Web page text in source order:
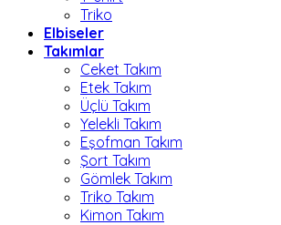
Triko
Elbiseler
Takımlar
Ceket Takım
Etek Takım
Üçlü Takım
Yelekli Takım
Eşofman Takım
Şort Takım
Gömlek Takım
Triko Takım
Kimon Takım